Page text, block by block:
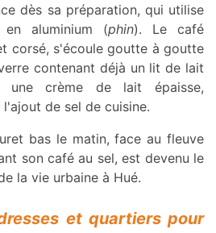
dès sa préparation, qui utilise
aluminium (phin). Le café
corsé, s'écoule goutte à goutte
contenant déjà un lit de lait
une crème de lait épaisse,
de sel de cuisine.
bas le matin, face au fleuve
son café au sel, est devenu le
la vie urbaine à Hué.
et quartiers pour